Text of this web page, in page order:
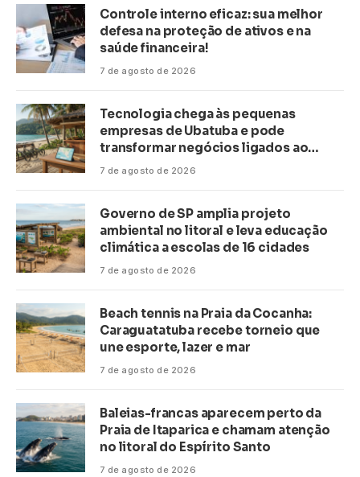
Controle interno eficaz: sua melhor
defesa na proteção de ativos e na
saúde financeira!
7 de agosto de 2026
Tecnologia chega às pequenas
empresas de Ubatuba e pode
transformar negócios ligados ao
turismo no litoral
7 de agosto de 2026
Governo de SP amplia projeto
ambiental no litoral e leva educação
climática a escolas de 16 cidades
7 de agosto de 2026
Beach tennis na Praia da Cocanha:
Caraguatatuba recebe torneio que
une esporte, lazer e mar
7 de agosto de 2026
Baleias-francas aparecem perto da
Praia de Itaparica e chamam atenção
no litoral do Espírito Santo
7 de agosto de 2026